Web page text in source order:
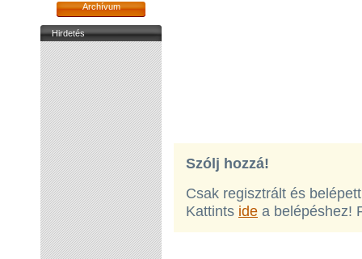
Archívum
Hirdetés
Szólj hozzá!
Csak regisztrált és
Kattints ide a belépéshez!